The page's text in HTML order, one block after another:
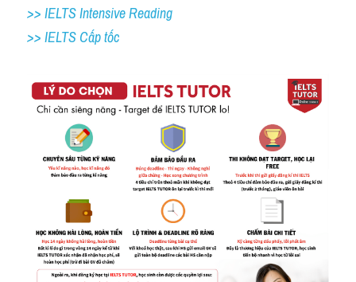
>> IELTS Intensive Reading
>> IELTS Cấp tốc